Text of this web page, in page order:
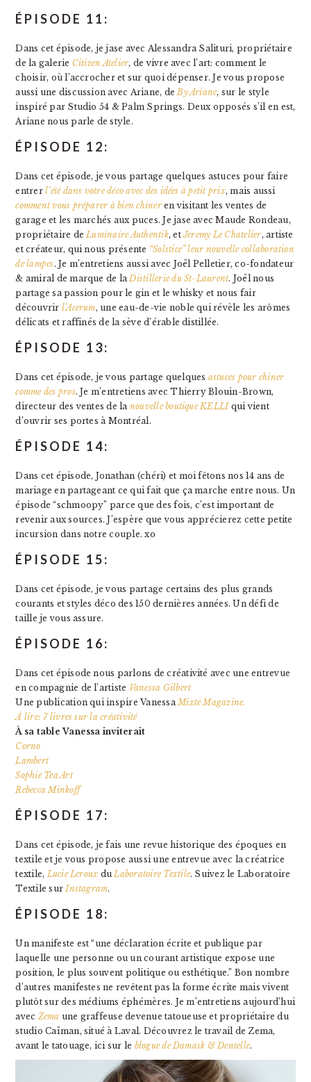
ÉPISODE 11:
Dans cet épisode, je jase avec Alessandra Salituri, propriétaire
de la galerie Citizen Atelier, de vivre avec l’art: comment le
choisir, où l’accrocher et sur quoi dépenser. Je vous propose
aussi une discussion avec Ariane, deBy Ariane, sur le style
inspiré par Studio 54 & Palm Springs. Deux opposés s’il en est,
Ariane nous parle de style.
ÉPISODE 12:
Dans cet épisode, je vous partage quelques astuces pour faire
entrerl’été dans votre déco avec des idées à petit prix, mais aussi
comment vous préparer à bien chineren visitant les ventes de
garage et les marchés aux puces. Je jase avec Maude Rondeau,
propriétaire deLuminaire Authentik, etJeremy Le Chatelier, artiste
et créateur, qui nous présente “Solstice” leur nouvelle collaboration
de lampes. Je m’entretiens aussi avec Joël Pelletier, co-fondateur
& amiral de marque de laDistillerie du St-Laurent. Joël nous
partage sa passion pour le gin et le whisky et nous fair
découvrir l’Acerum, une eau-de-vie noble qui révèle les arômes
délicats et raffinés de la sève d’érable distillée.
ÉPISODE 13:
Dans cet épisode, je vous partage quelques astuces pour chiner
comme des pros. Je m’entretiens avec Thierry Blouin-Brown,
directeur des ventes de la nouvelle boutique KELLIqui vient
d’ouvrir ses portes à Montréal.
ÉPISODE 14:
Dans cet épisode, Jonathan (chéri) et moi fêtons nos 14 ans de
mariage en partageant ce qui fait que ça marche entre nous. Un
épisode “schmoopy” parce que des fois, c’est important de
revenir aux sources. J’espère que vous apprécierez cette petite
incursion dans notre couple. xo
ÉPISODE 15:
Dans cet épisode, je vous partage certains des plus grands
courants et styles déco des 150 dernières années. Un défi de
taille je vous assure.
ÉPISODE 16:
Dans cet épisode nous parlons de créativité avec une entrevue
en compagnie de l’artiste Vanessa Gilbert
Une publication qui inspire VanessaMixte Magazine.
À lire: 7 livres sur la créativité
À sa table Vanessa inviterait
Corno
Lambert
Sophie Tea Art
Rebecca Minkoff
ÉPISODE 17:
Dans cet épisode, je fais une revue historique des époques en
textile et je vous propose aussi une entrevue avec la créatrice
textile,Lucie Leroux duLaboratoire Textile. Suivez le Laboratoire
Textile surInstagram.
ÉPISODE 18:
Un manifeste est “une déclaration écrite et publique par
laquelle une personne ou un courant artistique expose une
position, le plus souvent politique ou esthétique.” Bon nombre
d’autres manifestes ne revêtent pas la forme écrite mais vivent
plutôt sur des médiums éphémères. Je m’entretiens aujourd’hui
avec Zema une graffeuse devenue tatoueuse et propriétaire du
studio Caïman, situé à Laval. Découvrez le travail de Zema,
avant le tatouage, ici sur le blogue de Damask & Dentelle.